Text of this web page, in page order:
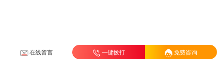
在线留言 一键拨打 免费咨询